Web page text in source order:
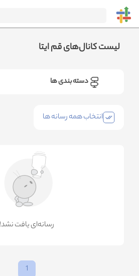
لیست کانال‌های قم ایتا
دسته بندی ها
انتخاب همه رسانه ها
!رسانه‌ای یافت نشد
1